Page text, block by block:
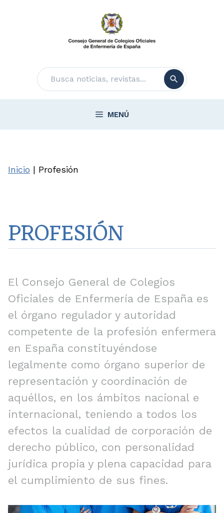
Buscar
MENÚ
Inicio | Profesión
PROFESIÓN
El Consejo General de Colegios
Oficiales de Enfermería de España es
el órgano regulador y autoridad
competente de la profesión enfermera
en España constituyéndose
legalmente como órgano superior de
representación y coordinación de
aquéllos, en los ámbitos nacional e
internacional, teniendo a todos los
efectos la cualidad de corporación de
derecho público, con personalidad
jurídica propia y plena capacidad para
el cumplimiento de sus fines.